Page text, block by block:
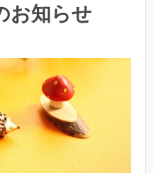
お知らせ